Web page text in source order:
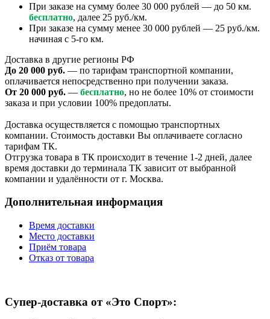
При заказе на сумму более 30 000 рублей — до 50 км.
бесплатно, далее 25 руб./км.
При заказе на сумму менее 30 000 рублей — 25 руб./км.
начиная с 5-го км.
Доставка в другие регионы РФ
До 20 000 руб. — по тарифам транспортной компании,
оплачивается непосредственно при получении заказа.
От 20 000 руб. — бесплатно, но не более 10% от стоимости
заказа и при условии 100% предоплаты.
Доставка осуществляется с помощью транспортных
компании. Стоимость доставки Вы оплачиваете согласно
тарифам ТК.
Отгрузка товара в ТК происходит в течение 1-2 дней, далее
время доставки до терминала ТК зависит от выбранной
компании и удалённости от г. Москва.
Дополнительная информация
Время доставки
Место доставки
Приём товара
Отказ от товара
Супер-доставка от «Это Спорт»: